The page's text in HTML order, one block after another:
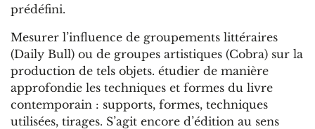
prédéfini.
Mesurer l’influence de groupements littéraires
(Daily Bull) ou de groupes artistiques (Cobra) sur la
production de tels objets. étudier de manière
approfondie les techniques et formes du livre
contemporain : supports, formes, techniques
utilisées, tirages. S’agit encore d’édition au sens